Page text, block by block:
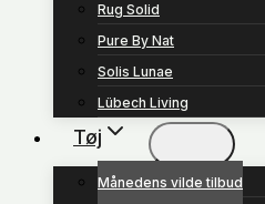
Rug Solid
Pure By Nat
Solis Lunae
Lübech Living
Tøj
Månedens vilde tilbud